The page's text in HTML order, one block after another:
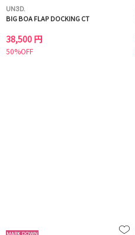
UN3D.
BIG BOA FLAP DOCKING CT
38,500 円
50%OFF